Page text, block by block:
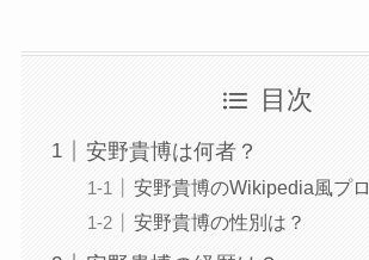
目次
安野貴博は何者？
安野貴博のWikipedia風プ
安野貴博の性別は？